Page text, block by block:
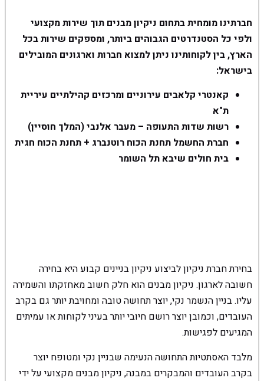
חברתינו מומחית בתחום ניקיון מבנים תוך שירות מקצועי
ולפי כל הסטנדרטים הגבוהים ביותר, ומספקים שירות בכל
הארץ, בין לקוחותינו ניתן למצוא חברות וארגונים המובילים
בישראל:
קאנטרי קלאבים עירוניים ומרכזים קהילתיים עיריית
ת"א
רשות שדות התעופה – מעבר אלנבי (המלך חוסיין)
חברת החשמל תחנת הכוח רוטנברג + תחנת הכוח חגית
בית חולים שיבא תל השומר
בחירת חברת ניקיון לביצוע ניקיון בניינים קבוע היא בחירה
חשובה לארגון. ניקיון מבנים הוא חלק חשוב מאחזקתו והשמירה
עליו. בניין הנשמר נקי, יוצר תחושה טובה ומחויבת יותר גם בקרב
העובדים, וכמובן יוצר רושם חיובי יותר בעיני לקוחות או עמיתים
המגיעים לפגישות.
מלבד האסתטיות התחושה הנעימה שבניין נקי ומטופח יוצר
בקרב העובדים והמבקרים במבנה, ניקיון מבנים מקצועי על ידי